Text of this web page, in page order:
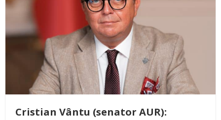
Cristian Vântu (senator AUR):